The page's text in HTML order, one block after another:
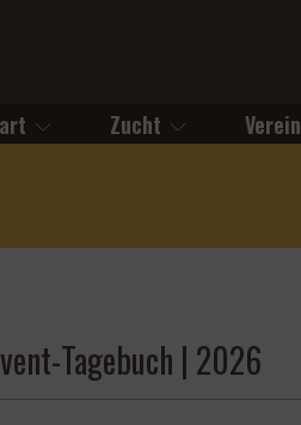
Zucht Verein
Tagebuch | 2026